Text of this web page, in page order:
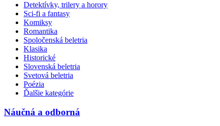
Detektívky, trilery a horory
Sci-fi a fantasy
Komiksy
Romantika
Spoločenská beletria
Klasika
Historické
Slovenská beletria
Svetová beletria
Poézia
Ďalšie kategórie
Náučná a odborná